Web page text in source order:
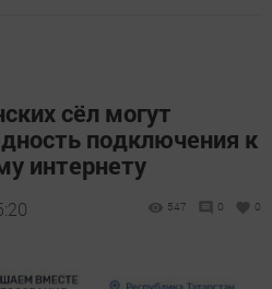
сёл могут
подключения к
интернету
547 0 0